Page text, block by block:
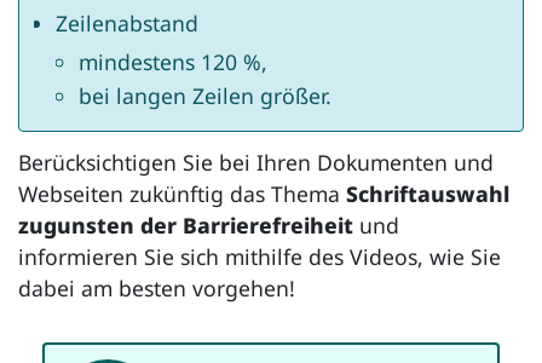
Zeilenabstand
mindestens 120 %,
bei langen Zeilen größer.
Berücksichtigen Sie bei Ihren Dokumenten und
Webseiten zukünftig das Thema Schriftauswahl
zugunsten der Barrierefreiheit und
informieren Sie sich mithilfe des Videos, wie Sie
dabei am besten vorgehen!